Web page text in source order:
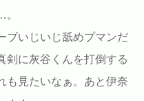
ブいじいじ舐めプマンだ
剣に灰谷くんを打倒する
も見たいなぁ。あと伊奈